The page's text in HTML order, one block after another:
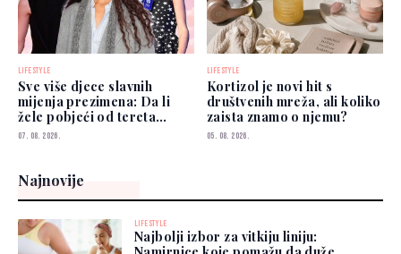
LIFESTYLE
Sve više djece slavnih
mijenja prezimena: Da li
žele pobjeći od tereta
poznatih roditelja?
07. 08. 2026.
LIFESTYLE
Kortizol je novi hit s
društvenih mreža, ali koliko
zaista znamo o njemu?
05. 08. 2026.
Najnovije
LIFESTYLE
Najbolji izbor za vitkiju liniju: